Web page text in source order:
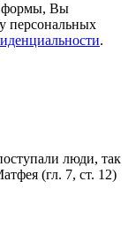
формы, Вы
персональных
.
люди, так
(гл. 7, ст. 12)